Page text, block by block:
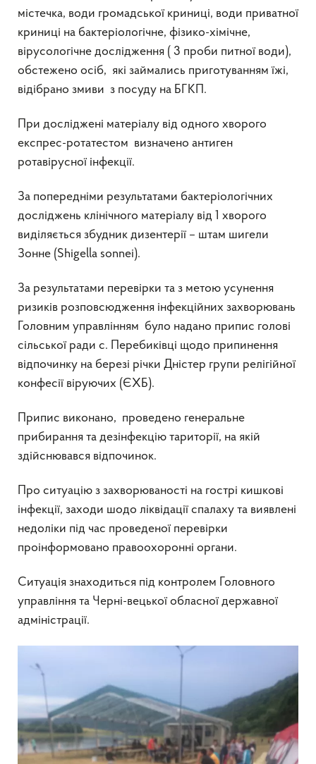
містечка, води громадської криниці, води приватної
криниці на бактеріологічне, фізико-хімічне,
вірусологічне дослідження ( 3 проби питної води),
обстежено осіб, які займались приготуванням їжі,
відібрано змиви з посуду на БГКП.
При досліджені матеріалу від одного хворого
експрес-ротатестом визначено антиген
ротавірусної інфекції.
За попередніми результатами бактеріологічних
досліджень клінічного матеріалу від 1 хворого
виділяється збудник дизентерії – штам шигели
Зонне (Shigella sonnei).
За результатами перевірки та з метою усунення
ризиків розповсюдження інфекційних захворювань
Головним управлінням було надано припис голові
сільської ради с. Перебиківці щодо припинення
відпочинку на березі річки Дністер групи релігійної
конфесії віруючих (ЄХБ).
Припис виконано, проведено генеральне
прибирання та дезінфекцію тариторії, на якій
здійснювався відпочинок.
Про ситуацію з захворюваності на гострі кишкові
інфекції, заходи шодо ліквідації спалаху та виявлені
недоліки під час проведеної перевірки
проінформовано правоохоронні органи.
Ситуація знаходиться під контролем Головного
управління та Черні-вецької обласної державної
адміністрації.